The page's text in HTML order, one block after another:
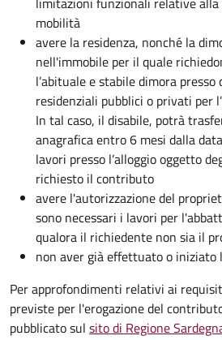
mobilità
avere la residenza, nonché la
nell'immobile per il quale
l’abituale e stabile dimora
residenziali pubblici o privati per
In tal caso, il disabile, potrà
anagrafica entro 6 mesi dalla
lavori presso l’alloggio oggetto
richiesto il contributo
avere l'autorizzazione del
sono necessari i lavori per
qualora il richiedente non sia il
non aver già effettuato o iniziato
Per approfondimenti relativi ai
previste per l'erogazione del
pubblicato sul sito di Regione